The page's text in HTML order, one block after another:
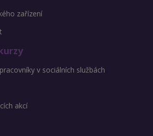
zařízení
v sociálních službách
akcí